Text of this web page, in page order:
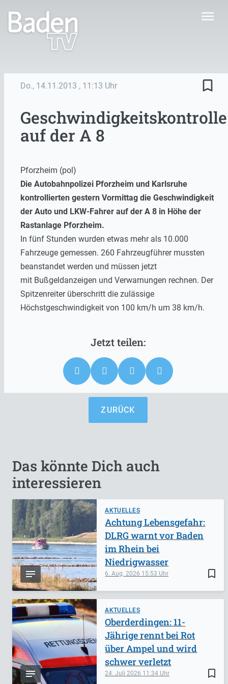
menu
Do., 14.11.2013 , 11:13 Uhr bookmark_border
Geschwindigkeitskontrolle
auf der A 8
Pforzheim (pol)
Die Autobahnpolizei Pforzheim und Karlsruhe
kontrollierten gestern Vormittag die Geschwindigkeit
der Auto und LKW-Fahrer auf der A 8 in Höhe der
Rastanlage Pforzheim.
In fünf Stunden wurden etwas mehr als 10.000
Fahrzeuge gemessen. 260 Fahrzeugführer mussten
beanstandet werden und müssen jetzt
mit Bußgeldanzeigen und Verwarnungen rechnen. Der
Spitzenreiter überschritt die zulässige
Höchstgeschwindigkeit von 100 km/h um 38 km/h.
ZURÜCK
Das könnte Dich auch
interessieren
AKTUELLES
bookmark_border
6. Aug. 2026 15:53
Achtung Lebensgefahr:
DLRG warnt vor Baden
im Rhein bei
Niedrigwasser
AKTUELLES
bookmark_border
24. Juli 2026 11:34
Oberderdingen: 11-
Jährige rennt bei Rot
über Ampel und wird
schwer verletzt